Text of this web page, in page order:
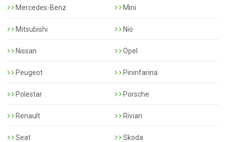
Mercedes-Benz Mini
Mitsubishi Nio
Nissan Opel
Peugeot Pininfarina
Polestar Porsche
Renault Rivian
Seat Skoda